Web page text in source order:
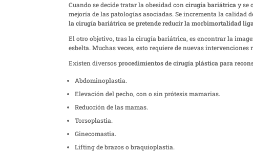
Cuando se decide tratar la obesidad con cirugía bariátricay se
mejoría de las patologías asociadas. Se incrementa la calidad
la cirugía bariátrica se pretende reducir la morbimortalidad
El otro objetivo, tras la cirugía bariátrica, es encontrar la
esbelta. Muchas veces, esto requiere de nuevas
Existen diversosprocedimientos de cirugía plástica para
Abdominoplastia.
Elevación del pecho, con o sin prótesis mamarias.
Reducción de las mamas.
Torsoplastia.
Ginecomastia.
Lifting de brazos o braquioplastia.